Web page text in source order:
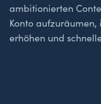
ambitionierten
Konto
erhöhen und